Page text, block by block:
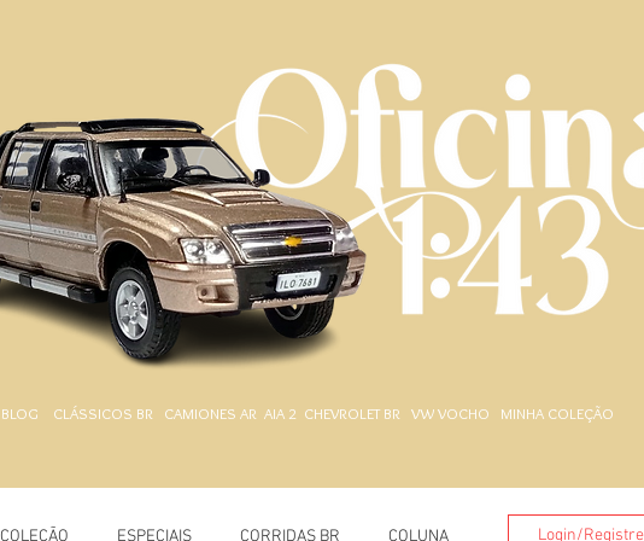
.
BLOG CLÁSSICOS BR CAMIONES AR AIA 2 CHEVROLET BR VW VOCHO MINHA COLEÇÃO
COLEÇÃO ESPECIAIS CORRIDAS BR COLUNA Login/